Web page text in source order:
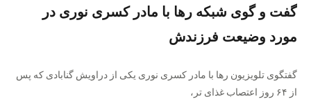
گفت و گوی شبکه رها با مادر کسری نوری در
مورد وضیعت فرزندش
گفتگوی تلویزیون رها با مادر کسری نوری یکی از دراویش گنابادی که پس
از ۶۴ روز اعتصاب غذای تر،